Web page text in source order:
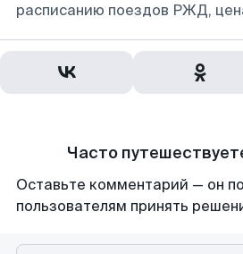
расписанию поездов РЖД,
Часто
Оставьте комментарий — он
пользователям принять